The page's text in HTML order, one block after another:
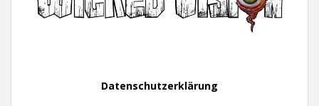
Datenschutzerklärung